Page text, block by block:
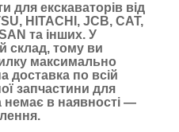
для екскаваторів від
HITACHI, JCB, CAT,
та інших. У
склад, тому ви
максимально
доставка по всій
запчастини для
немає в наявності —